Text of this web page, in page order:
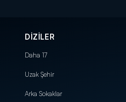
DİZİLER
Daha 17
Uzak Şehir
Arka Sokaklar